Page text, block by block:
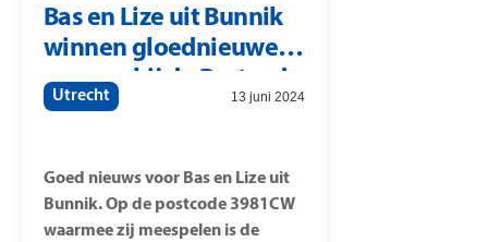
Bas en Lize uit Bunnik
winnen gloednieuwe
camper bij de Postcode
Loterij
Utrecht 13 juni 2024
Goed nieuws voor Bas en Lize uit
Bunnik. Op de postcode 3981CW
waarmee zij meespelen is de